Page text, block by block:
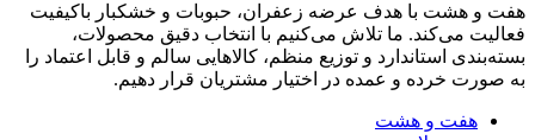
هفت و هشت با هدف عرضه زعفران، حبوبات و خشکبار باکیفیت
فعالیت می‌کند. ما تلاش می‌کنیم با انتخاب دقیق محصولات،
بسته‌بندی استاندارد و توزیع منظم، کالاهایی سالم و قابل اعتماد را
به صورت خرده و عمده در اختیار مشتریان قرار دهیم.
هفت و هشت